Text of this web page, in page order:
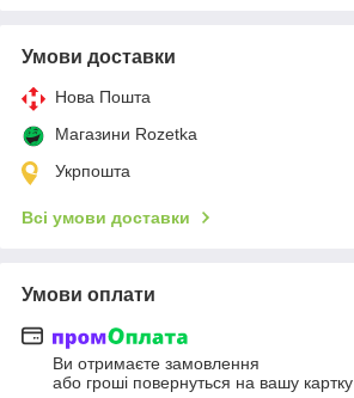
Умови доставки
Нова Пошта
Магазини Rozetka
Укрпошта
Всі умови доставки
Умови оплати
Ви отримаєте замовлення
або гроші повернуться на вашу картку